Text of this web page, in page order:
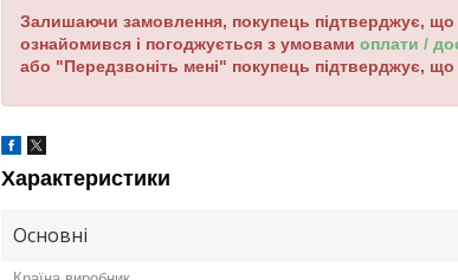
Залишаючи замовлення, покупець підтверджує, що
ознайомився і погоджується з умовами оплати /
або "Передзвоніть мені" покупець підтверджує,
Характеристики
Основні